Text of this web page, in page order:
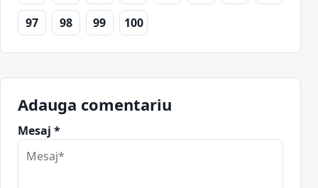
97
98 99 100
Adauga comentariu
Mesaj *